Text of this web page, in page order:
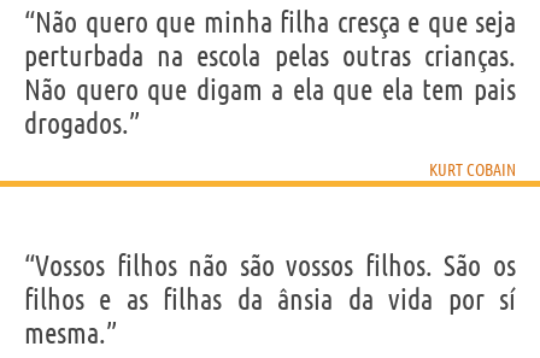
“Não quero que minha filha cresça e que seja
perturbada na escola pelas outras crianças.
Não quero que digam a ela que ela tem pais
drogados.”
KURT COBAIN
“Vossos filhos não são vossos filhos. São os
filhos e as filhas da ânsia da vida por sí
mesma.”